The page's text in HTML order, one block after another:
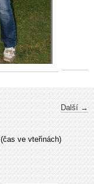
Další →
(čas ve vteřinách)